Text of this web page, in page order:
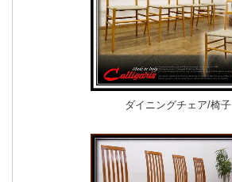
ダイニングチェア/椅子